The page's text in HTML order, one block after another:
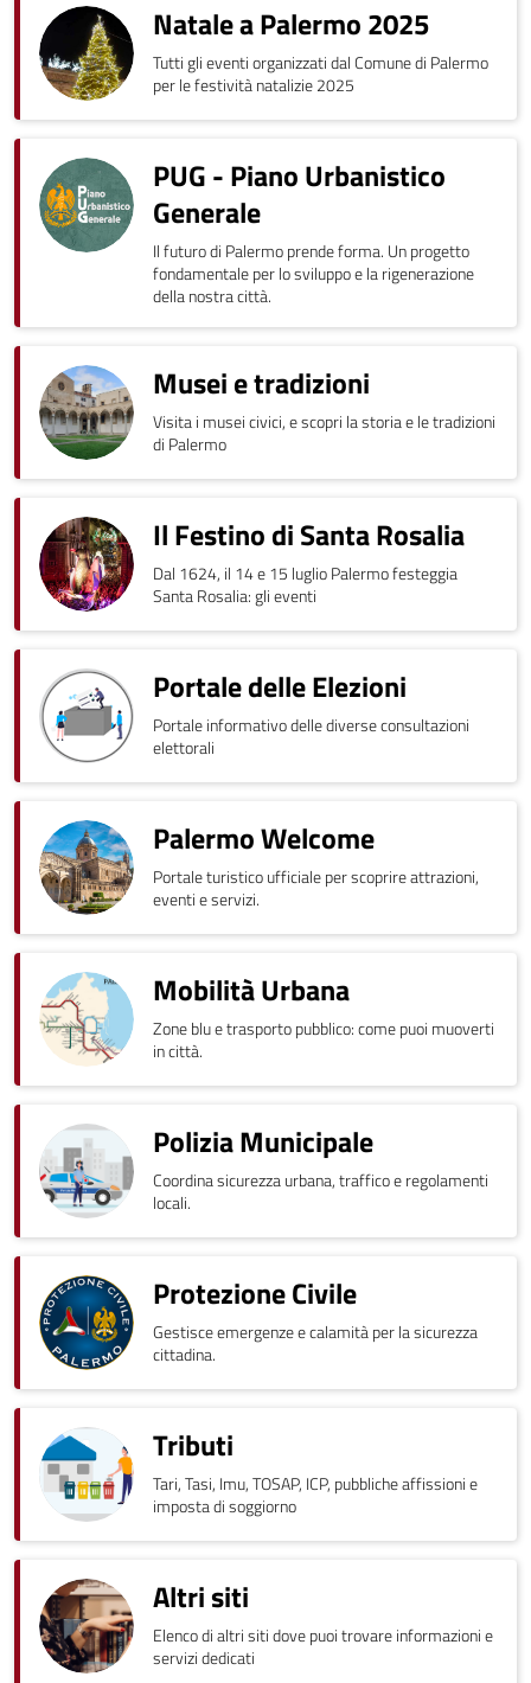
Natale a Palermo 2025
Tutti gli eventi organizzati dal Comune di Palermo
per le festività natalizie 2025
PUG - Piano Urbanistico
Generale
Il futuro di Palermo prende forma. Un progetto
fondamentale per lo sviluppo e la rigenerazione
della nostra città.
Musei e tradizioni
Visita i musei civici, e scopri la storia e le tradizioni
di Palermo
Il Festino di Santa Rosalia
Dal 1624, il 14 e 15 luglio Palermo festeggia
Santa Rosalia: gli eventi
Portale delle Elezioni
Portale informativo delle diverse consultazioni
elettorali
Palermo Welcome
Portale turistico ufficiale per scoprire attrazioni,
eventi e servizi.
Mobilità Urbana
Zone blu e trasporto pubblico: come puoi muoverti
in città.
Polizia Municipale
Coordina sicurezza urbana, traffico e regolamenti
locali.
Protezione Civile
Gestisce emergenze e calamità per la sicurezza
cittadina.
Tributi
Tari, Tasi, Imu, TOSAP, ICP, pubbliche affissioni e
imposta di soggiorno
Altri siti
Elenco di altri siti dove puoi trovare informazioni e
servizi dedicati